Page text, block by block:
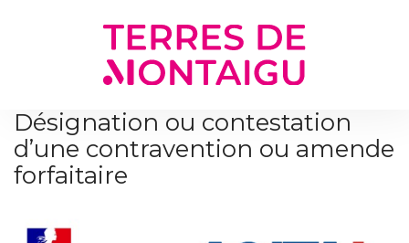
Désignation ou contestation
d’une contravention ou amende
forfaitaire